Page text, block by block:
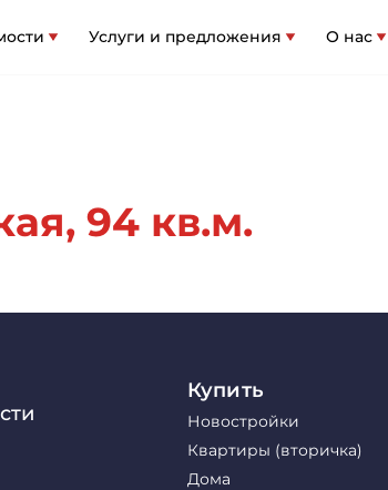
Услуги и предложения О нас
94 кв.м.
Купить
Новостройки
Квартиры (вторичка)
Дома